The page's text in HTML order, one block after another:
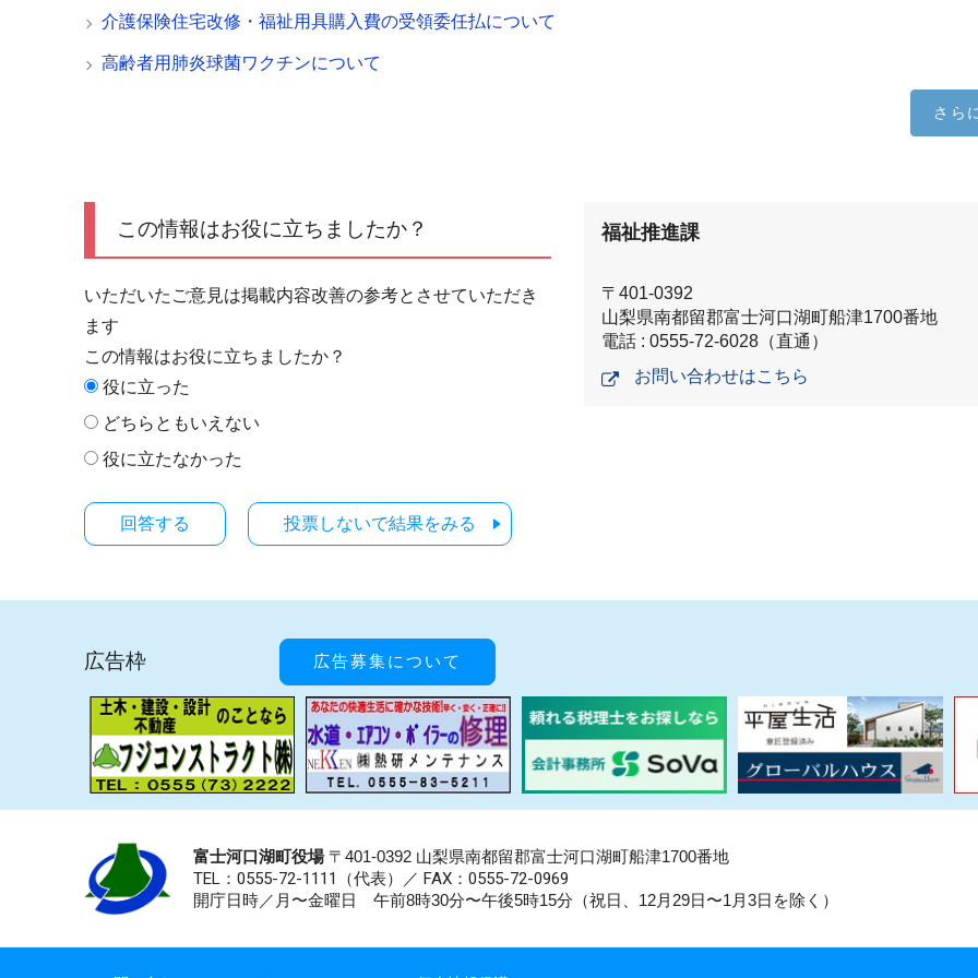
介護保険住宅改修・福祉用具購入費の受領委任払について
高齢者用肺炎球菌ワクチンについて
さら
この情報はお役に立ちましたか？
いただいたご意見は掲載内容改善の参考とさせていただき
ます
この情報はお役に立ちましたか？
役に立った
どちらともいえない
役に立たなかった
投票しないで結果をみる
福祉推進課
〒401-0392
山梨県南都留郡富士河口湖町船津1700番地
電話 : 0555-72-6028（直通）
お問い合わせはこちら
広告枠 広告募集について
富士河口湖町役場〒401-0392 山梨県南都留郡富士河口湖町船津1700番地
TEL：0555-72-1111 （代表）／ FAX：0555-72-0969
開庁日時／月〜金曜日 午前8時30分〜午後5時15分（祝日、12月29日〜1月3日を除く）